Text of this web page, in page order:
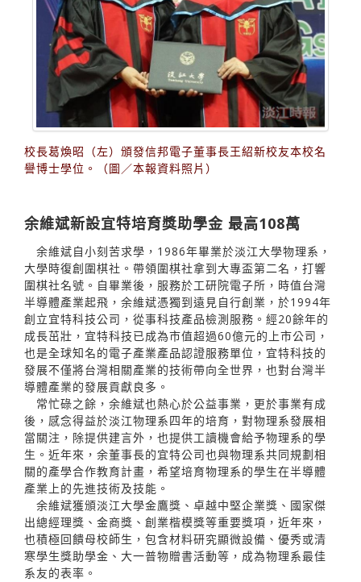
校長葛煥昭（左）頒發信邦電子董事長王紹新校友本校名
譽博士學位。（圖／本報資料照片）
余維斌新設宜特培育獎助學金 最高108萬
余維斌自小刻苦求學，1986年畢業於淡江大學物理系，
大學時復創圍棋社。帶領圍棋社拿到大專盃第二名，打響
圍棋社名號。自畢業後，服務於工研院電子所，時值台灣
半導體產業起飛，余維斌憑獨到遠見自行創業，於1994年
創立宜特科技公司，從事科技產品檢測服務。經20餘年的
成長茁壯，宜特科技已成為市值超過60億元的上市公司，
也是全球知名的電子產業產品認證服務單位，宜特科技的
發展不僅將台灣相關產業的技術帶向全世界，也對台灣半
導體產業的發展貢獻良多。
常忙碌之餘，余維斌也熱心於公益事業，更於事業有成
後，感念得益於淡江物理系四年的培育，對物理系發展相
當關注，除提供建言外，也提供工讀機會給予物理系的學
生。近年來，余董事長的宜特公司也與物理系共同規劃相
關的產學合作教育計畫，希望培育物理系的學生在半導體
產業上的先進技術及技能。
余維斌獲頒淡江大學金鷹獎、卓越中堅企業獎、國家傑
出總經理獎、金商獎、創業楷模獎等重要獎項，近年來，
也積極回饋母校師生，包含材料研究顯微設備、優秀或清
寒學生獎助學金、大一普物贈書活動等，成為物理系最佳
系友的表率。